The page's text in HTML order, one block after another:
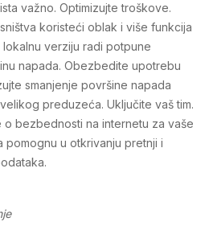
važno. Optimizujte troškove.
koristeći oblak i više funkcija
lokalnu verziju radi potpune
napada. Obezbedite upotrebu
smanjenje površine napada
preduzeća. Uključite vaš tim.
bezbednosti na internetu za vaše
pomognu u otkrivanju pretnji i